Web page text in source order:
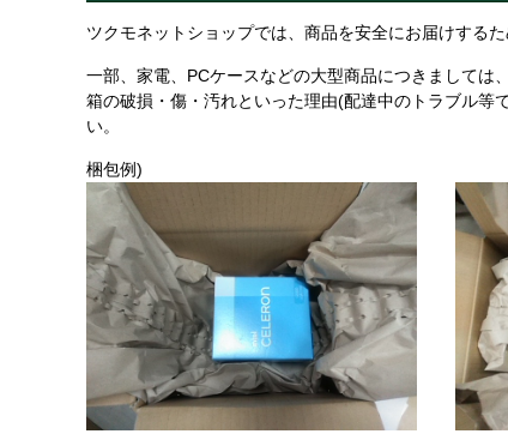
ツクモネットショップでは、商品を安全にお届けする
一部、家電、PCケースなどの大型商品につきまして
箱の破損・傷・汚れといった理由(配達中のトラブル等
い。
梱包例)